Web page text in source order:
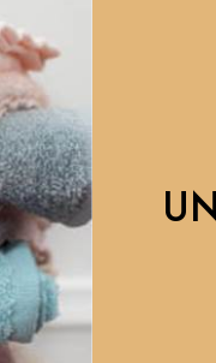
für Kinder
für 4 Autos (+ 2 Plätze